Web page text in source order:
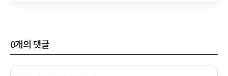
0개의 댓글